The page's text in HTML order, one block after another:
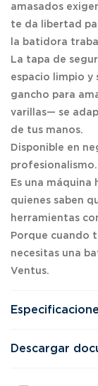
amasados
te da libertad
la batidora
La tapa de
espacio limpio y
gancho para
varillas— se
de tus manos.
Disponible en
profesionalismo.
Es una máquina
quienes saben
herramientas
Porque cuando
necesitas una
Ventus.
Descargar